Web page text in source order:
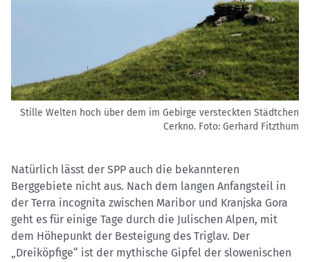
Stille Welten hoch über dem im Gebirge versteckten Städtchen
Cerkno. Foto: Gerhard Fitzthum
Natürlich lässt der SPP auch die bekannteren
Berggebiete nicht aus. Nach dem langen Anfangsteil in
der Terra incognita zwischen Maribor und Kranjska Gora
geht es für einige Tage durch die Julischen Alpen, mit
dem Höhepunkt der Besteigung des Triglav. Der
„Dreiköpfige“ ist der mythische Gipfel der slowenischen